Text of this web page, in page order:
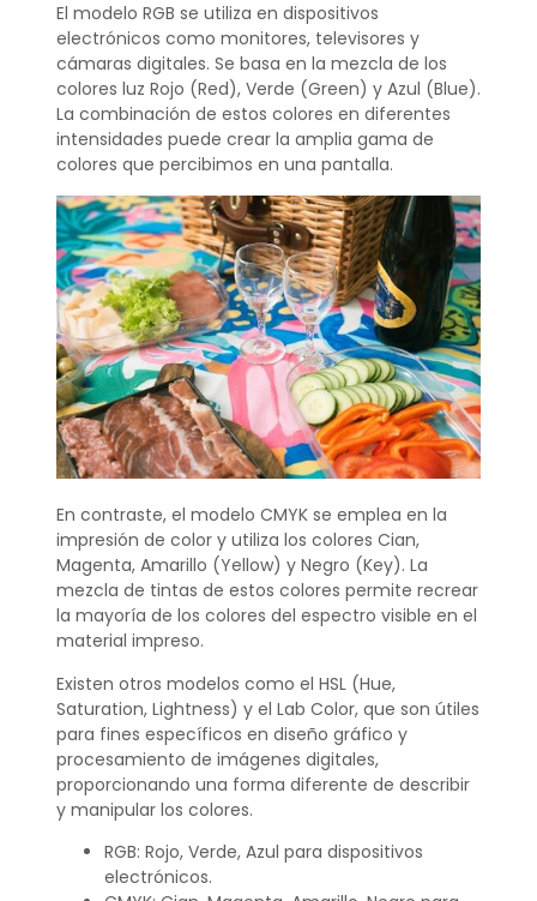
El modelo RGB se utiliza en dispositivos
electrónicos como monitores, televisores y
cámaras digitales. Se basa en la mezcla de los
colores luz Rojo (Red), Verde (Green) y Azul (Blue).
La combinación de estos colores en diferentes
intensidades puede crear la amplia gama de
colores que percibimos en una pantalla.
En contraste, el modelo CMYK se emplea en la
impresión de color y utiliza los colores Cian,
Magenta, Amarillo (Yellow) y Negro (Key). La
mezcla de tintas de estos colores permite recrear
la mayoría de los colores del espectro visible en el
material impreso.
Existen otros modelos como el HSL (Hue,
Saturation, Lightness) y el Lab Color, que son útiles
para fines específicos en diseño gráfico y
procesamiento de imágenes digitales,
proporcionando una forma diferente de describir
y manipular los colores.
RGB: Rojo, Verde, Azul para dispositivos
electrónicos.